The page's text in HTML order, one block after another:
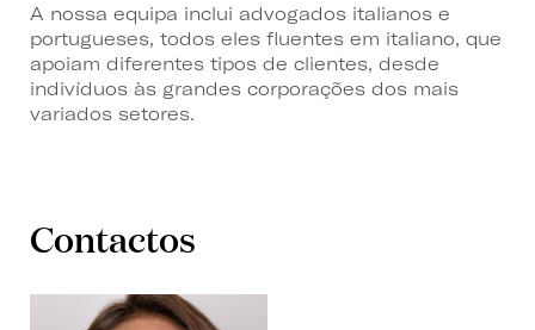
A nossa equipa inclui advogados italianos e
portugueses, todos eles fluentes em italiano, que
apoiam diferentes tipos de clientes, desde
indivíduos às grandes corporações dos mais
variados setores.
Contactos